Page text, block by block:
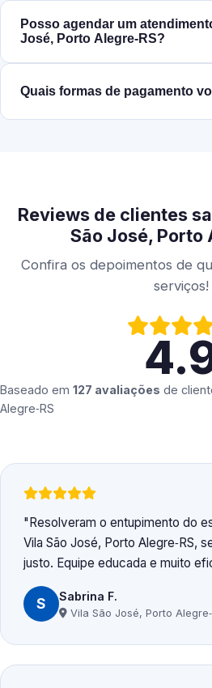
Posso agendar um
José, Porto Alegre‑RS?
Quais formas de pagamento
Reviews de clientes
São José, Porto
Confira os depoimentos de
serviços!
Baseado em 127 avaliações de
Alegre‑RS
Resolveram o entupimento do
Vila São José, Porto Alegre‑RS,
justo. Equipe educada e muito
S Sabrina F.
Vila São José, Porto